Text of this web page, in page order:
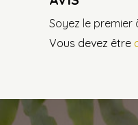
Soyez le premier
Vous devez être